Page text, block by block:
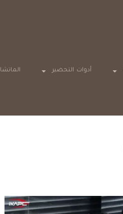
أدوات التحضير الماتشا